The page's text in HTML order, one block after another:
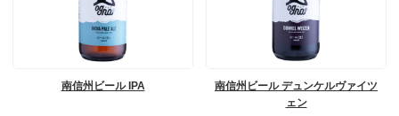
南信州ビール IPA
南信州ビール デュンケルヴァイツ
ェン